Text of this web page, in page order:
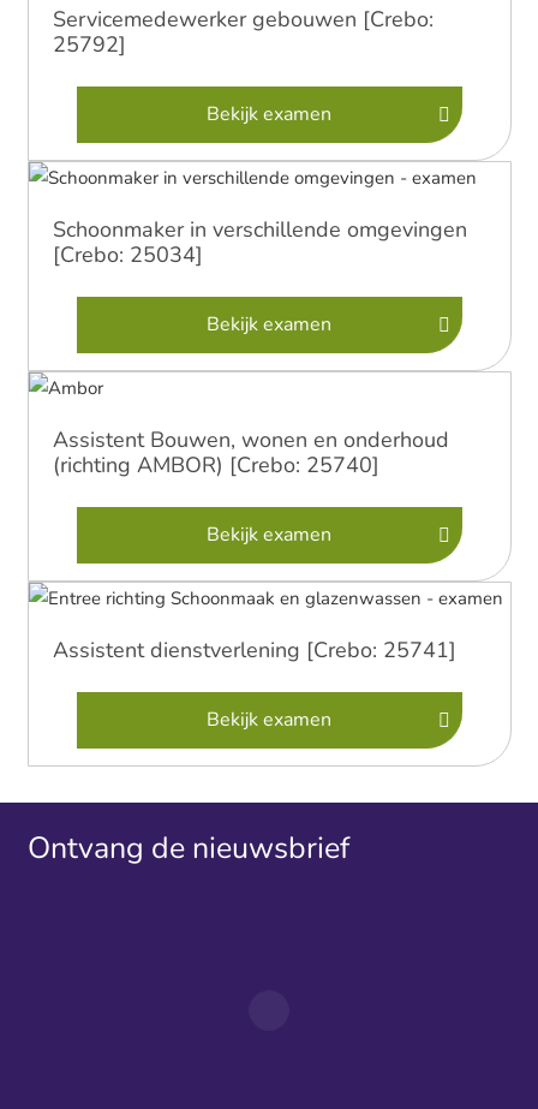
Servicemedewerker gebouwen [Crebo:
25792]
Bekijk examen
Schoonmaker in verschillende omgevingen
[Crebo: 25034]
Bekijk examen
Assistent Bouwen, wonen en onderhoud
(richting AMBOR) [Crebo: 25740]
Bekijk examen
Assistent dienstverlening [Crebo: 25741]
Bekijk examen
Ontvang de nieuwsbrief